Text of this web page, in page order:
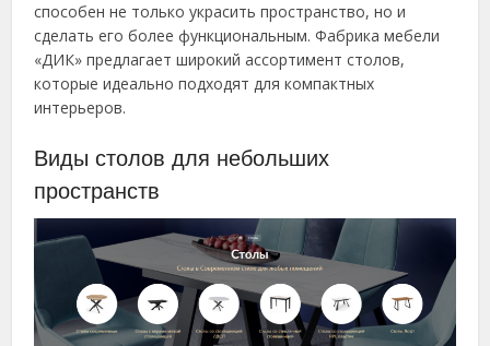
способен не только украсить пространство, но и
сделать его более функциональным. Фабрика мебели
«ДИК» предлагает широкий ассортимент столов,
которые идеально подходят для компактных
интерьеров.
Виды столов для небольших
пространств